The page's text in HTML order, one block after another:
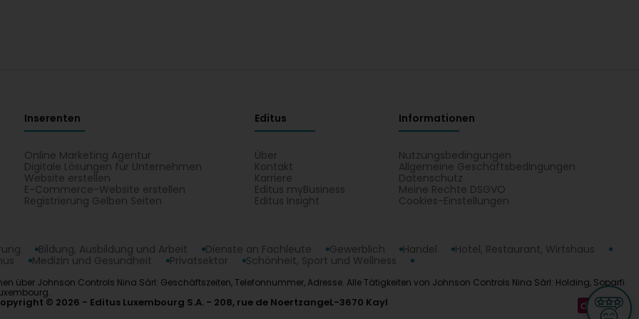
Inserenten
Online Marketing Agentur
Digitale Lösungen für Unternehmen
Website erstellen
E-Commerce-Website erstellen
Registrierung Gelben Seiten
Editus
Über
Kontakt
Karriere
Editus myBusiness
Editus Insight
Informationen
Nutzungsbedingungen
Allgemeine Geschäftsbedingungen
Datenschutz
Meine Rechte DSGVO
Cookies-Einstellungen
Bildung, Ausbildung und Arbeit Dienste an Fachleute Gewerblich Handel
Hotel, Restaurant, Wirtshaus
Medizin und Gesundheit Privatsektor Schönheit, Sport und Wellness
über Johnson Controls Nina Sàrl: Geschäftszeiten, Telefonnummer, Adresse. Alle Tätigkeiten von Johnson Controls Nina Sàrl: Holding, Soparfi.
© 2026 Editus Luxembourg S.A. 208, rue de NoertzangeL-3670 Kayl